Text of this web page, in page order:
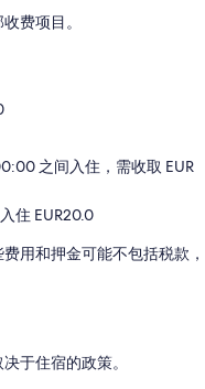
费项目。
之间入住，需收取 EUR
住 EUR20.0
用和押金可能不包括税款，
于住宿的政策。